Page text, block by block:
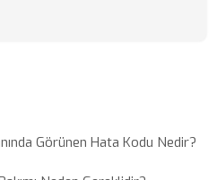
Görünen Hata Kodu Nedir?